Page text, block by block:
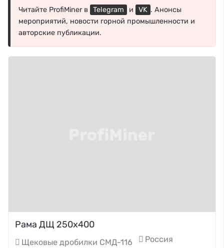
Читайте ProfiMiner в Telegram и VK . Анонсы
мероприятий, новости горной промышленности и
авторские публикации.
Рама ДЩ 250х400
Щековые дробилки СМД-116 Россия